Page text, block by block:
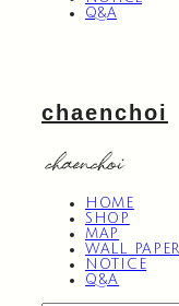
Q&A
chaenchoi
HOME
SHOP
MAP
WALL PAPER
NOTICE
Q&A